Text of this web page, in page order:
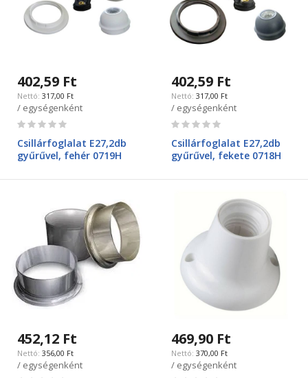
402,59 Ft
317,00 Ft
/ egységenként
Rating:
Csillárfoglalat E27,2db
gyűrűvel, fehér 0719H
402,59 Ft
317,00 Ft
/ egységenként
Rating:
Csillárfoglalat E27,2db
gyűrűvel, fekete 0718H
452,12 Ft
356,00 Ft
/ egységenként
469,90 Ft
370,00 Ft
/ egységenként